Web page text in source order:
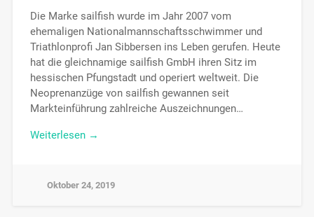
Die Marke sailfish wurde im Jahr 2007 vom
ehemaligen Nationalmannschaftsschwimmer und
Triathlonprofi Jan Sibbersen ins Leben gerufen. Heute
hat die gleichnamige sailfish GmbH ihren Sitz im
hessischen Pfungstadt und operiert weltweit. Die
Neoprenanzüge von sailfish gewannen seit
Markteinführung zahlreiche Auszeichnungen…
Weiterlesen →
Oktober 24, 2019